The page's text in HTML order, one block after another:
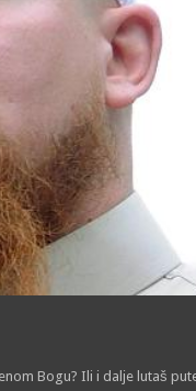
Bogu? Ili i dalje lutaš